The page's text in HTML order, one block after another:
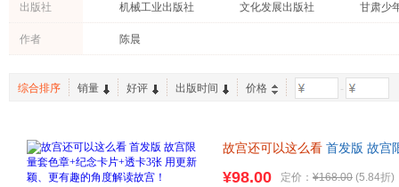
出版社 机械工业出版社 文化发展出版社
作者 陈晨
综合排序 销量 好评 出版时间 价格 -
故宫还可以这么看 首发版 故宫
¥98.00 定价： ¥168.00 (5.84折)